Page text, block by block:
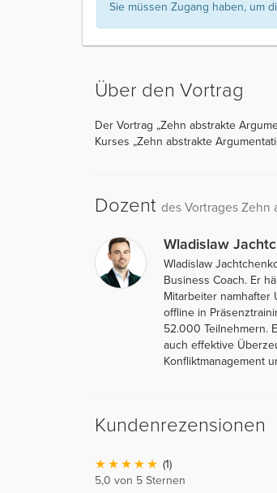
Sie müssen Zugang haben, um
Über den Vortrag
Der Vortrag „Zehn abstrakte
Kurses „Zehn abstrakte
Dozent des Vortrages Zehn
Wladislaw
Wladislaw
Business Coach. Er
Mitarbeiter namhafter
offline in
52.000 Teilnehmern.
auch effektive
Konfliktmanagement
Kundenrezensionen
(1)
5,0 von 5 Sternen